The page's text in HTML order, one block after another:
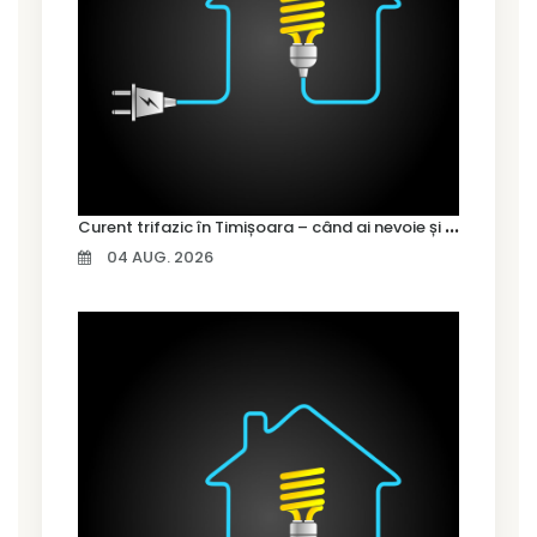
C
urent trifazic în Timișoara – când ai nevoie și cum îl alegi
04 AUG. 2026